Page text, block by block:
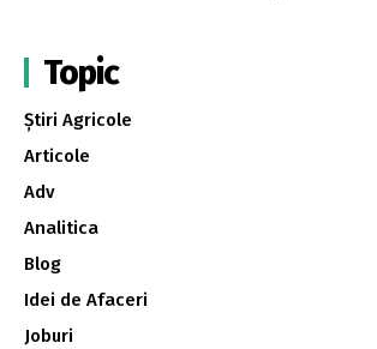
Topic
Știri Agricole
Articole
Adv
Analitica
Blog
Idei de Afaceri
Joburi